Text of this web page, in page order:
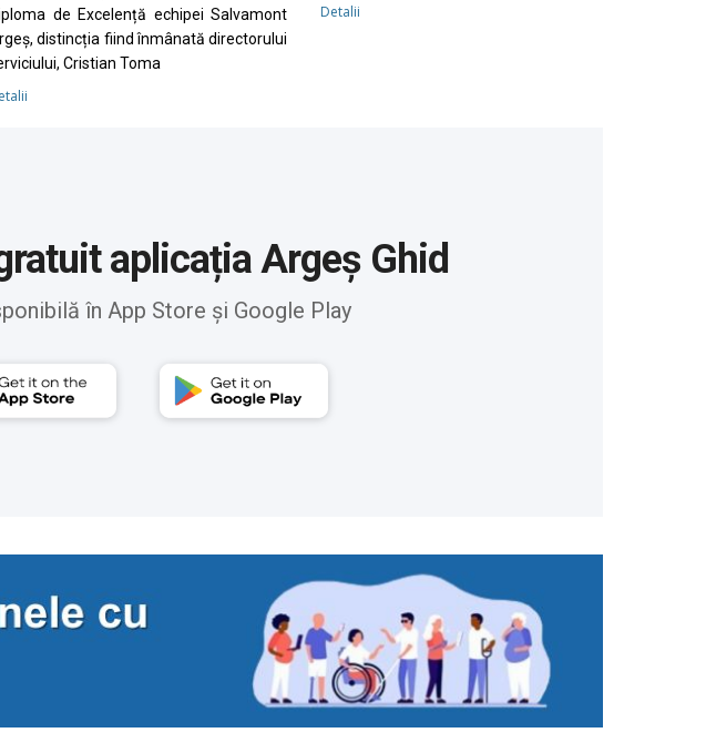
de Excelență echipei Salvamont
distincția fiind înmânată directorului
Cristian Toma
Detalii
aplicația Argeș Ghid
în App Store și Google Play